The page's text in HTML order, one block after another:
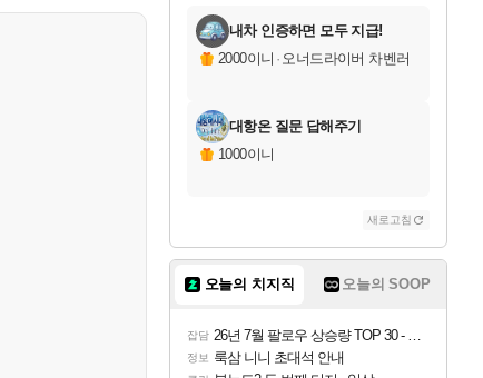
교환.
당첨되셨습니다.
당첨되셨습니다.
당첨되셨습니다.
당첨되셨습니다.
당첨되셨습니다.
당첨되셨습니다.
에디션 (스팀코드)를 교환.
당첨되셨습니다.
내차 인증하면 모두 지급!
2000이니 · 오너드라이버 차벤러
대항온 질문 답해주기
1000이니
새로고침
오늘의 치지직 오늘의 SOOP
잡담 26년 7월 팔로우 상승량 TOP 30 - 월간 치지직
정보 룩삼 니니 초대석 안내